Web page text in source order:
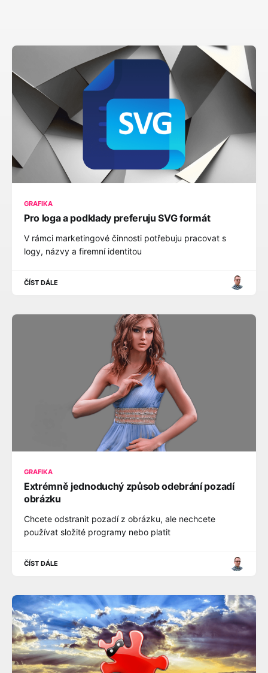
GRAFIKA
Pro loga a podklady preferuju SVG formát
V rámci marketingové činnosti potřebuju pracovat s
logy, názvy a firemní identitou
ČÍST DÁLE
GRAFIKA
Extrémně jednoduchý způsob odebrání pozadí
obrázku
Chcete odstranit pozadí z obrázku, ale nechcete
používat složité programy nebo platit
ČÍST DÁLE